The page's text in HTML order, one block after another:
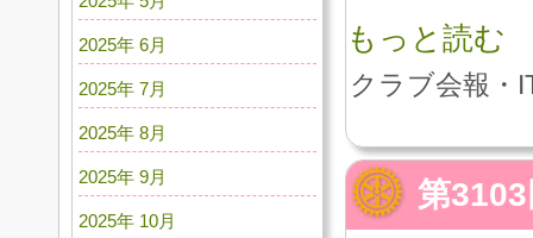
もっと読む
クラブ会報・
第
2025年 6月
2025年 7月
2025年 8月
2025年 9月
2025年 10月